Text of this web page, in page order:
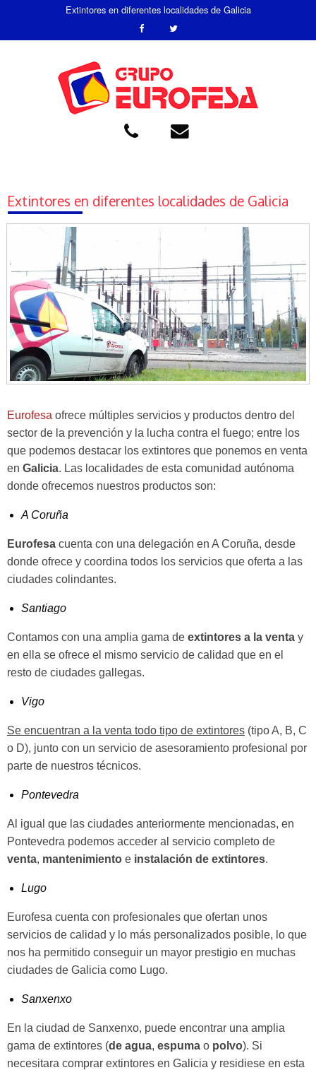
Extintores en diferentes localidades de Galicia
Extintores en diferentes localidades de Galicia
Eurofesa ofrece múltiples servicios y productos dentro del
sector de la prevención y la lucha contra el fuego; entre los
que podemos destacar los extintores que ponemos en venta
en Galicia. Las localidades de esta comunidad autónoma
donde ofrecemos nuestros productos son:
A Coruña
Eurofesa cuenta con una delegación en A Coruña, desde
donde ofrece y coordina todos los servicios que oferta a las
ciudades colindantes.
Santiago
Contamos con una amplia gama de extintores a la venta y
en ella se ofrece el mismo servicio de calidad que en el
resto de ciudades gallegas.
Vigo
Se encuentran a la venta todo tipo de extintores (tipo A, B, C
o D), junto con un servicio de asesoramiento profesional por
parte de nuestros técnicos.
Pontevedra
Al igual que las ciudades anteriormente mencionadas, en
Pontevedra podemos acceder al servicio completo de
venta, mantenimiento e instalación de extintores.
Lugo
Eurofesa cuenta con profesionales que ofertan unos
servicios de calidad y lo más personalizados posible, lo que
nos ha permitido conseguir un mayor prestigio en muchas
ciudades de Galicia como Lugo.
Sanxenxo
En la ciudad de Sanxenxo, puede encontrar una amplia
gama de extintores (de agua, espuma o polvo). Si
necesitara comprar extintores en Galicia y residiese en esta